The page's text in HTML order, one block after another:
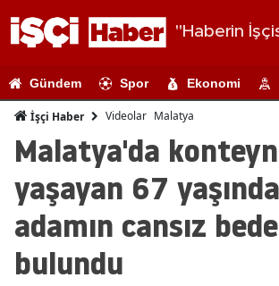
"Haberin
Gündem Spor Ekonomi
İşçi Haber Videolar Malatya
Malatya'da
yaşayan 67
adamın cansız
bulundu